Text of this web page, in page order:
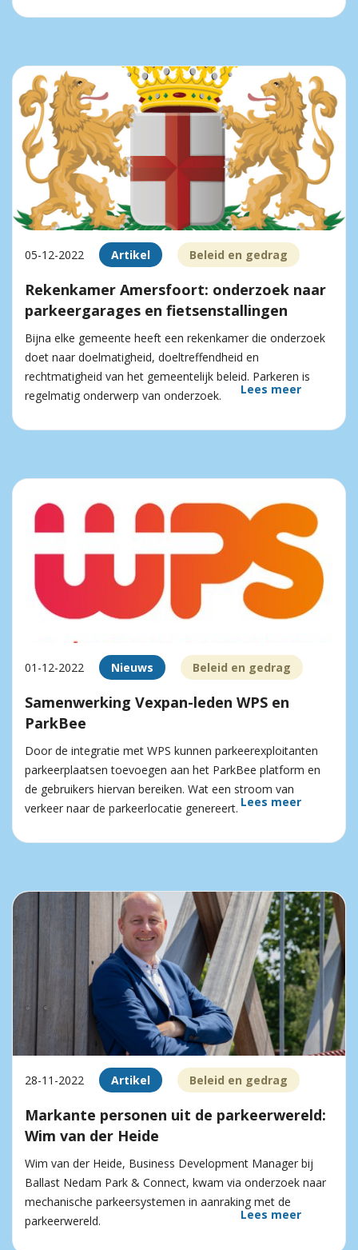
05-12-2022 Artikel Beleid en gedrag
Rekenkamer Amersfoort: onderzoek naar
parkeergarages en fietsenstallingen
Bijna elke gemeente heeft een rekenkamer die onderzoek
doet naar doelmatigheid, doeltreffendheid en
rechtmatigheid van het gemeentelijk beleid. Parkeren is
regelmatig onderwerp van onderzoek.
Lees meer
01-12-2022 Nieuws Beleid en gedrag
Samenwerking Vexpan-leden WPS en
ParkBee
Door de integratie met WPS kunnen parkeerexploitanten
parkeerplaatsen toevoegen aan het ParkBee platform en
de gebruikers hiervan bereiken. Wat een stroom van
verkeer naar de parkeerlocatie genereert. Lees meer
28-11-2022 Artikel Beleid en gedrag
Markante personen uit de parkeerwereld:
Wim van der Heide
Wim van der Heide, Business Development Manager bij
Ballast Nedam Park & Connect, kwam via onderzoek naar
mechanische parkeersystemen in aanraking met de
parkeerwereld.
Lees meer